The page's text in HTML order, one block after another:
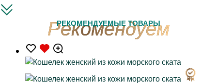
РЕКОМЕНДУЕМЫЕ ТОВАРЫ